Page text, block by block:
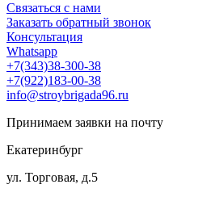
Связаться с нами
Заказать обратный звонок
Консультация
Whatsapp
+7(343)38-300-38
+7(922)183-00-38
info@stroybrigada96.ru
Принимаем заявки на почту
Екатеринбург
ул. Торговая, д.5